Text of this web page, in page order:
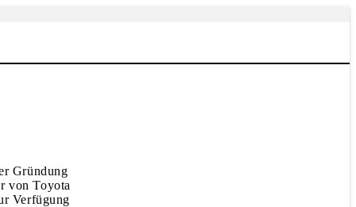
Gründung
von Toyota
Verfügung